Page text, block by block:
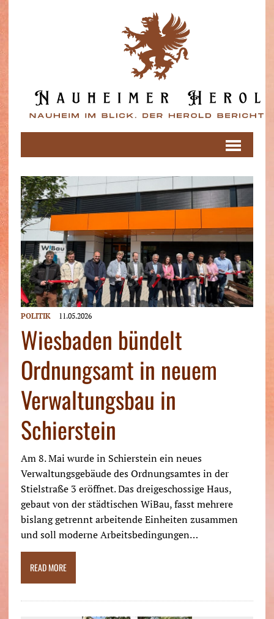
POLITIK 11.05.2026
Wiesbaden bündelt
Ordnungsamt in neuem
Verwaltungsbau in
Schierstein
Am 8. Mai wurde in Schierstein ein neues
Verwaltungsgebäude des Ordnungsamtes in der
Stielstraße 3 eröffnet. Das dreigeschossige Haus,
gebaut von der städtischen WiBau, fasst mehrere
bislang getrennt arbeitende Einheiten zusammen
und soll moderne Arbeitsbedingungen…
READ MORE